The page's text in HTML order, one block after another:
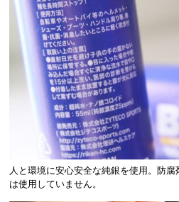
人と環境に安心安全な純銀を使用。防
は使用していません。